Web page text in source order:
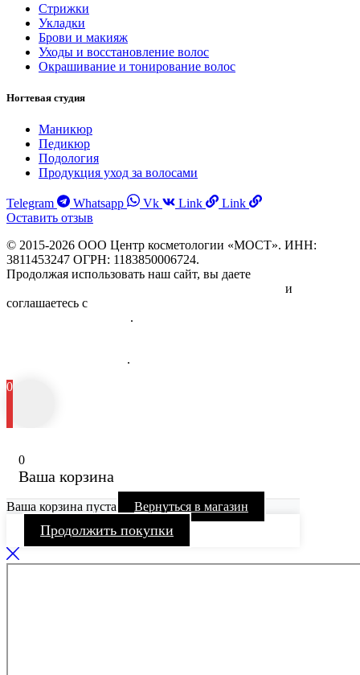
Стрижки
Укладки
Брови и макияж
Уходы и восстановление волос
Окрашивание и тонирование волос
Ногтевая студия
Маникюр
Педикюр
Подология
Продукция уход за волосами
Telegram Whatsapp Vk Link
Link
Оставить отзыв
© 2015-2026 ООО Центр косметологии «МОСТ». ИНН:
3811453247 ОГРН: 1183850006724.
Продолжая использовать наш сайт, вы даете
и
соглашаетесь с
.
.
0
0
Ваша корзина
Ваша корзина пуста Вернуться в магазин
Продолжить покупки